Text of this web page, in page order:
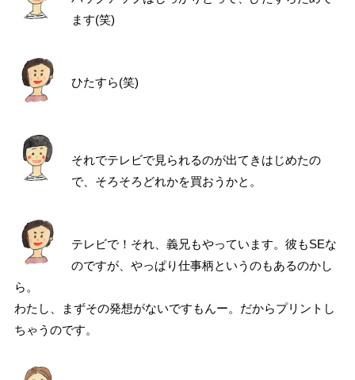
ます(笑)
ひたすら(笑)
それでテレビで見られるのが出てきはじめたの
で、そろそろどれかを買おうかと。
テレビで！それ、義兄もやっています。彼もSEな
のですが、やっぱり仕事柄というのもあるのかし
ら。
わたし、まずその発想がないですもんー。だからプリントし
ちゃうのです。